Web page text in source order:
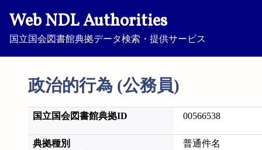
Web NDL Authorities
国立国会図書館典拠データ検索・提供サービス
政治的行為 (公務員)
国立国会図書館典拠ID 00566538
典拠種別 普通件名